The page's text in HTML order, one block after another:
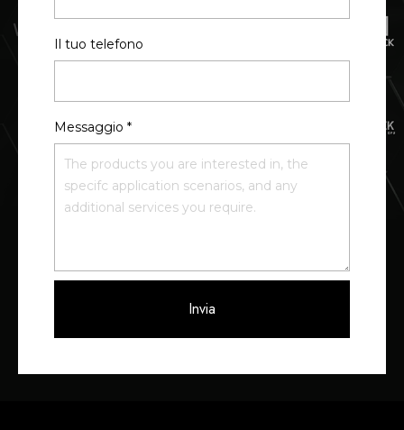
Il tuo telefono
Messaggio *
Invia